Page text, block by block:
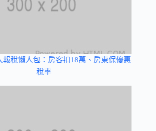
報稅懶人包：房客扣18萬、房東保優惠
稅率